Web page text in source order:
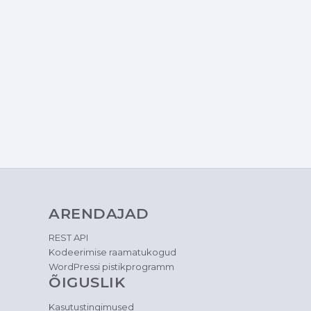
ARENDAJAD
REST API
Kodeerimise raamatukogud
WordPressi pistikprogramm
ÕIGUSLIK
Kasutustingimused